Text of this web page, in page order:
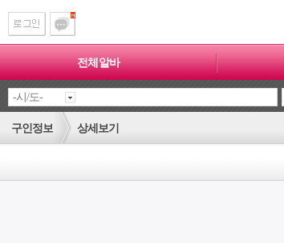
전체알바
구인정보 상세보기